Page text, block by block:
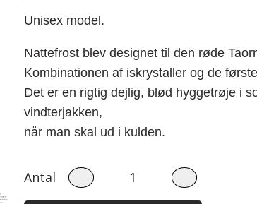
Unisex model.
Nattefrost blev designet til den røde
Kombinationen af iskrystaller og de
Det er en rigtig dejlig, blød hyggetrøje i
vindterjakken,
når man skal ud i kulden.
Antal